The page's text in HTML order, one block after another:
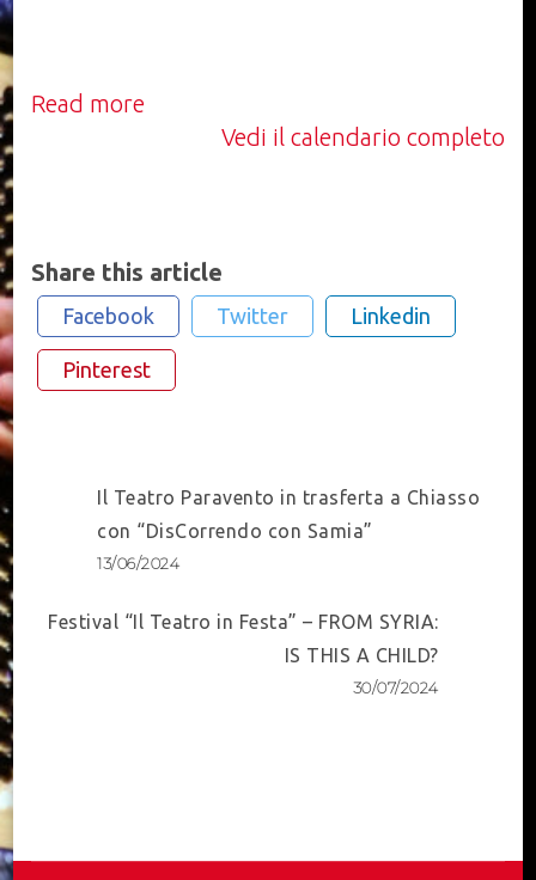
Read more
Vedi il calendario completo
Share this article
Facebook Twitter Linkedin
Pinterest
Post
Navigation
Il Teatro Paravento in trasferta a Chiasso
con “DisCorrendo con Samia”
13/06/2024
Festival “Il Teatro in Festa” – FROM SYRIA:
IS THIS A CHILD?
30/07/2024